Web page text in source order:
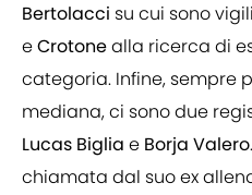
Bertolacci su cui sono
eCrotonealla ricerca di
categoria. Infine, sempre
mediana, ci sono due
Lucas Biglia e Borja Valero
chiamata dal suo ex